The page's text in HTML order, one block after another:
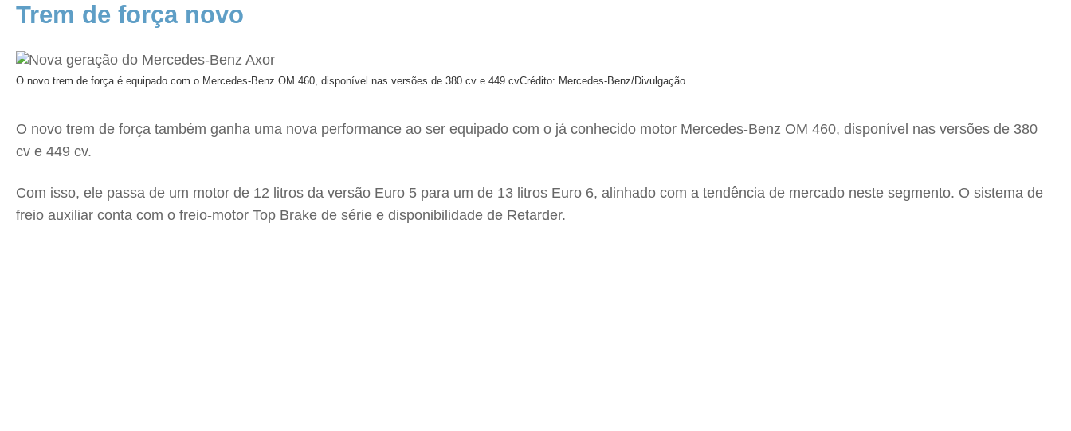
Trem de força novo
O novo trem de força é equipado com o Mercedes-Benz OM 460, disponível nas versões de 380 cv e 449 cvCrédito: Mercedes-Benz/Divulgação
O novo trem de força também ganha uma nova performance ao ser equipado com o já conhecido motor Mercedes-Benz OM 460, disponível nas versões de 380
cv e 449 cv.
Com isso, ele passa de um motor de 12 litros da versão Euro 5 para um de 13 litros Euro 6, alinhado com a tendência de mercado neste segmento. O sistema de
freio auxiliar conta com o freio-motor Top Brake de série e disponibilidade de Retarder.